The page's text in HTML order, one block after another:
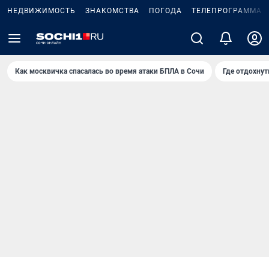
НЕДВИЖИМОСТЬ ЗНАКОМСТВА ПОГОДА ТЕЛЕПРОГРАММА
Как москвичка спасалась во время атаки БПЛА в Сочи Где